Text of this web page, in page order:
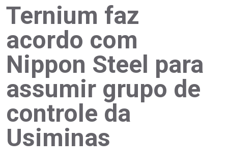
Ternium faz
acordo com
Nippon Steel para
assumir grupo de
controle da
Usiminas